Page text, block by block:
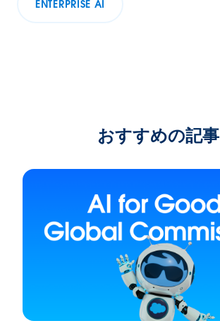
ENTERPRISE AI
おすすめの記事